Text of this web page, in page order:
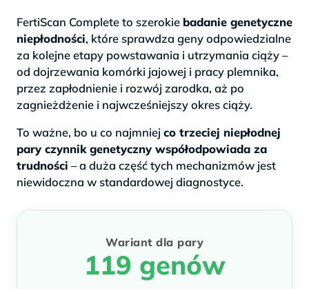
FertiScan Complete to szerokie badanie genetyczne
niepłodności, które sprawdza geny odpowiedzialne
za kolejne etapy powstawania i utrzymania ciąży –
od dojrzewania komórki jajowej i pracy plemnika,
przez zapłodnienie i rozwój zarodka, aż po
zagnieżdżenie i najwcześniejszy okres ciąży.
To ważne, bo u co najmniej co trzeciej niepłodnej
pary czynnik genetyczny współodpowiada za
trudności – a duża część tych mechanizmów jest
niewidoczna w standardowej diagnostyce.
Wariant dla pary
119 genów